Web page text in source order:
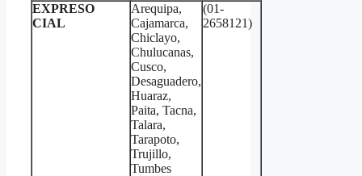
EXPRESO
CIAL
Arequipa,
Cajamarca,
Chiclayo,
Chulucanas,
Cusco,
Desaguadero,
Huaraz,
Paita, Tacna,
Talara,
Tarapoto,
Trujillo,
Tumbes
(01-
2658121)